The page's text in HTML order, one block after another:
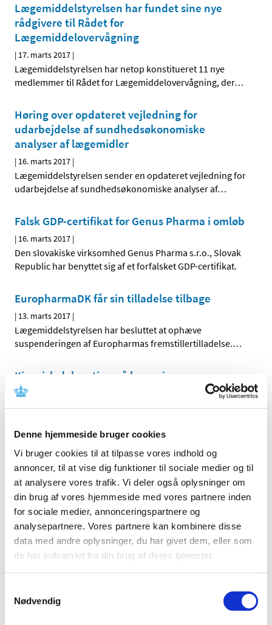
Denne hjemmeside bruger cookies
Vi bruger cookies til at tilpasse vores indhold og
annoncer, til at vise dig funktioner til sociale medier og til
at analysere vores trafik. Vi deler også oplysninger om
din brug af vores hjemmeside med vores partnere inden
for sociale medier, annonceringspartnere og
analysepartnere. Vores partnere kan kombinere disse
data med andre oplysninger, du har givet dem, eller som
de har indsamlet fra din brug af deres tjenester.
Nødvendig
Lægemiddelstyrelsen har fundet sine nye
rådgivere til Rådet for
Lægemiddelovervågning
| 17. marts 2017 |
Lægemiddelstyrelsen har netop konstitueret 11 nye
medlemmer til Rådet for Lægemiddelovervågning, der…
Høring over opdateret vejledning for
udarbejdelse af sundhedsøkonomiske
analyser af lægemidler
| 16. marts 2017 |
Lægemiddelstyrelsen sender en opdateret vejledning for
udarbejdelse af sundhedsøkonomiske analyser af…
Falsk GDP-certifikat for Genus Pharma i omløb
| 16. marts 2017 |
Den slovakiske virksomhed Genus Pharma s.r.o., Slovak
Republic har benyttet sig af et forfalsket GDP-certifikat.
EuropharmaDK får sin tilladelse tilbage
| 13. marts 2017 |
Lægemiddelstyrelsen har besluttet at ophæve
suspenderingen af Europharmas fremstillertilladelse.…
Kinesisk delegation på besøg i
Lægemiddelstyrelsen i dag
|13. marts 2017|
lægemiddelmyndighed Chinese Food and Drug
Årsrapport for Lægemiddelstyrelsen 2016
|10. marts 2017|
Lægemiddelstyrelsen opnåede i 2016 et overskud på 0,9
mio.kr. ud af et samlet budget på knap 370 mio. kr.,
Bevilling til Farum Apotek
Lægemiddelstyrelsen har den 10. marts 2017 meddelt